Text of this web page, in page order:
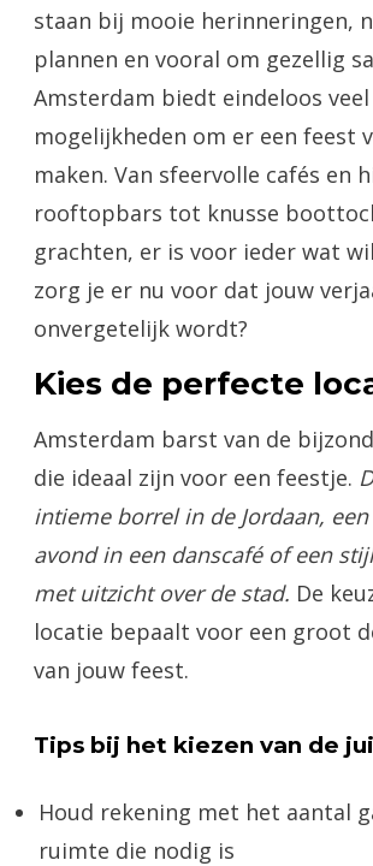
staan bij mooie herinneringen,
plannen en vooral om gezellig
Amsterdam biedt eindeloos veel
mogelijkheden om er een feest
maken. Van sfeervolle cafés en
rooftopbars tot knusse
grachten, er is voor ieder wat
zorg je er nu voor dat jouw
onvergetelijk wordt?
Kies de perfecte
Amsterdam barst van de
die ideaal zijn voor een feestje.
intieme borrel in de Jordaan,
avond in een danscafé of een
met uitzicht over de stad. De
locatie bepaalt voor een groot
van jouw feest.
Tips bij het kiezen van de
Houd rekening met het aantal
ruimte die nodig is